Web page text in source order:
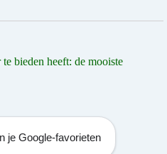
bieden heeft: de mooiste
je Google-favorieten